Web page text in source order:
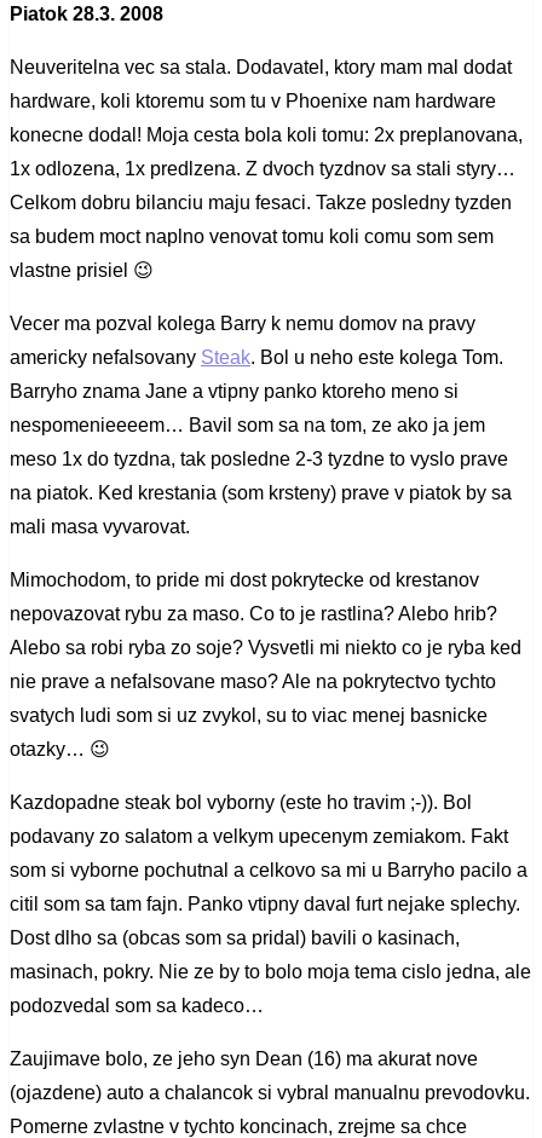
Piatok 28.3. 2008
Neuveritelna vec sa stala. Dodavatel, ktory mam mal dodat
hardware, koli ktoremu som tu v Phoenixe nam hardware
konecne dodal! Moja cesta bola koli tomu: 2x preplanovana,
1x odlozena, 1x predlzena. Z dvoch tyzdnov sa stali styry…
Celkom dobru bilanciu maju fesaci. Takze posledny tyzden
sa budem moct naplno venovat tomu koli comu som sem
vlastne prisiel 😉
Vecer ma pozval kolega Barry k nemu domov na pravy
americky nefalsovany Steak. Bol u neho este kolega Tom.
Barryho znama Jane a vtipny panko ktoreho meno si
nespomenieeeem… Bavil som sa na tom, ze ako ja jem
meso 1x do tyzdna, tak posledne 2-3 tyzdne to vyslo prave
na piatok. Ked krestania (som krsteny) prave v piatok by sa
mali masa vyvarovat.
Mimochodom, to pride mi dost pokrytecke od krestanov
nepovazovat rybu za maso. Co to je rastlina? Alebo hrib?
Alebo sa robi ryba zo soje? Vysvetli mi niekto co je ryba ked
nie prave a nefalsovane maso? Ale na pokrytectvo tychto
svatych ludi som si uz zvykol, su to viac menej basnicke
otazky… 😉
Kazdopadne steak bol vyborny (este ho travim ;-)). Bol
podavany zo salatom a velkym upecenym zemiakom. Fakt
som si vyborne pochutnal a celkovo sa mi u Barryho pacilo a
citil som sa tam fajn. Panko vtipny daval furt nejake splechy.
Dost dlho sa (obcas som sa pridal) bavili o kasinach,
masinach, pokry. Nie ze by to bolo moja tema cislo jedna, ale
podozvedal som sa kadeco…
Zaujimave bolo, ze jeho syn Dean (16) ma akurat nove
(ojazdene) auto a chalancok si vybral manualnu prevodovku.
Pomerne zvlastne v tychto koncinach, zrejme sa chce